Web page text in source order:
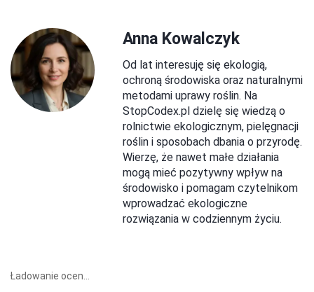
Anna Kowalczyk
Od lat interesuję się ekologią,
ochroną środowiska oraz naturalnymi
metodami uprawy roślin. Na
StopCodex.pl dzielę się wiedzą o
rolnictwie ekologicznym, pielęgnacji
roślin i sposobach dbania o przyrodę.
Wierzę, że nawet małe działania
mogą mieć pozytywny wpływ na
środowisko i pomagam czytelnikom
wprowadzać ekologiczne
rozwiązania w codziennym życiu.
Ładowanie ocen...